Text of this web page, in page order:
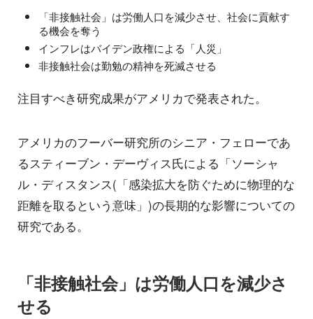
「非接触社会」は労働人口を減少させ、社会に貢献す
る機会を奪う
インフレはバイデン政権による「人災」
非接触社会は勤勉の精神を死滅させる
注目すべき研究成果がアメリカで発表された。
アメリカのフーバー研究所のシニア・フェローであ
るスティーブン・デーヴィス氏による「ソーシャ
ル・ディスタンス(「感染拡大を防ぐために物理的な
距離を取るという意味」)の長期的な影響についての
研究である。
「非接触社会」は労働人口を減少さ
せる